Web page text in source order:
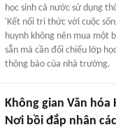
học sinh cả nước sử dụng
'Kết nối tri thức với cuộc
huynh không nên mua một
sẵn mà cần đối chiếu lớp
thông báo của nhà trường.
Không gian Văn hóa
Nơi bồi đắp nhân